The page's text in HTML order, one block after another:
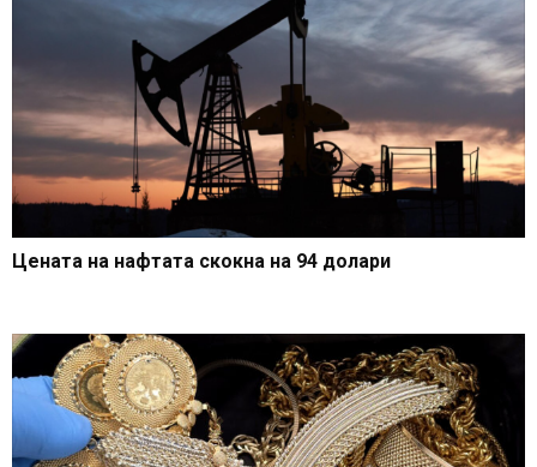
Цената на нафтата скокна на 94 долари